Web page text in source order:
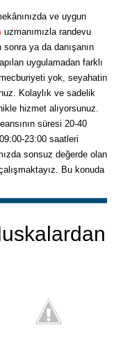
ve uygun
uzmanımızla randevu
ya da danışanın
uygulamadan farklı
yok, seyahatin
Kolaylık ve sadelik
hizmet alıyorsunuz.
süresi 20-40
23:00 saatleri
sonsuz değerde olan
Bu konuda